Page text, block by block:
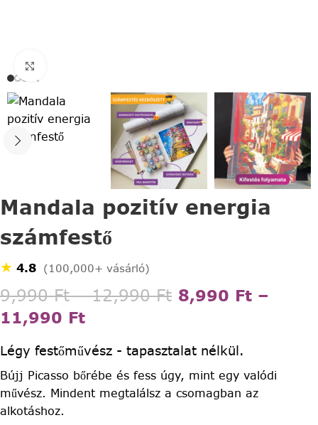
Mandala pozitív energia
számfestő
★ 4.8 (100,000+ vásárló)
9,990Ft – 12,990Ft 8,990 Ft –
11,990 Ft
Légy festőművész - tapasztalat nélkül.
Bújj Picasso bőrébe és fess úgy, mint egy valódi
művész. Mindent megtalálsz a csomagban az
alkotáshoz.